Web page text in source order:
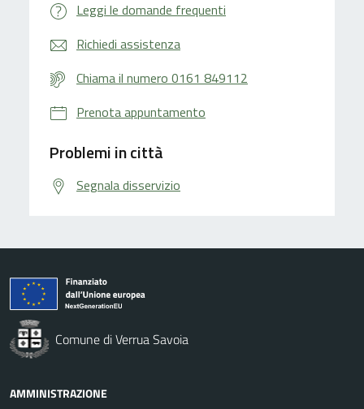
Leggi le domande frequenti
Richiedi assistenza
Chiama il numero 0161 849112
Prenota appuntamento
Problemi in città
Segnala disservizio
Comune di Verrua Savoia
AMMINISTRAZIONE